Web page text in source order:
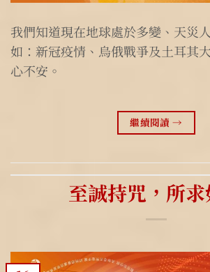
我們知道現在地球處於多變、天災
如：新冠疫情、烏俄戰爭及土耳其
心不安。
繼續閱讀→
至誠持咒，所